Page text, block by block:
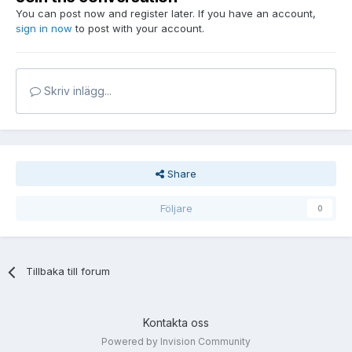
You can post now and register later. If you have an account,
sign in now to post with your account.
Skriv inlägg...
Share
Följare 0
Tillbaka till forum
Kontakta oss
Powered by Invision Community